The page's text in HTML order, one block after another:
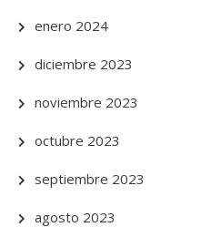
enero 2024
diciembre 2023
noviembre 2023
octubre 2023
septiembre 2023
agosto 2023